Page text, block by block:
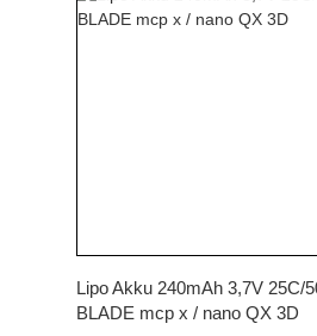
Schnellkauf
Lipo Akku 240mAh 3,7V 25C/
BLADE mcp x / nano QX 3D